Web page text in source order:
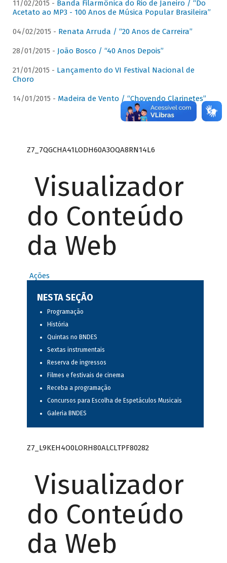
11/02/2015 - Banda Filarmônica do Rio de Janeiro / “Do
Acetato ao MP3 - 100 Anos de Música Popular Brasileira”
04/02/2015 - Renata Arruda / “20 Anos de Carreira”
28/01/2015 - João Bosco / “40 Anos Depois”
21/01/2015 - Lançamento do VI Festival Nacional de
Choro
14/01/2015 - Madeira de Vento / “Chovendo Clarinetes”
Z7_7QGCHA41LODH60A3OQA8RN14L6
Visualizador
do Conteúdo
da Web
Ações
NESTA SEÇÃO
Programação
História
Quintas no BNDES
Sextas instrumentais
Reserva de ingressos
Filmes e festivais de cinema
Receba a programação
Concursos para Escolha de Espetáculos Musicais
Galeria BNDES
Z7_L9KEH4O0LORH80ALCLTPF80282
Visualizador
do Conteúdo
da Web